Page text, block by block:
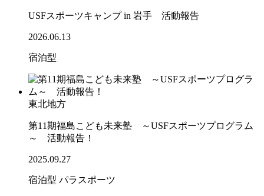
USFスポーツキャンプ in 岩手 活動報告
2026.06.13
宿泊型
東北地方
第11期福島こども未来塾 ～USFスポーツプログラム
～ 活動報告！
2025.09.27
宿泊型 パラスポーツ